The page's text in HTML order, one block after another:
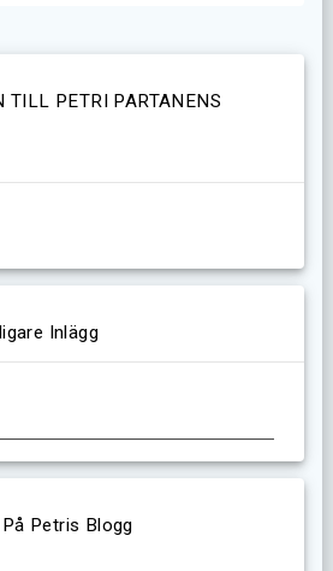
TILL PETRI PARTANENS
Inlägg
Petris Blogg